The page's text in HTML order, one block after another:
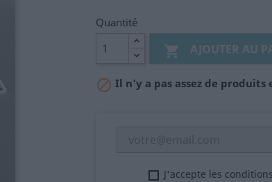
Quantité
 AJOUTER AU
 Il n'y a pas assez de produits
J'accepte les